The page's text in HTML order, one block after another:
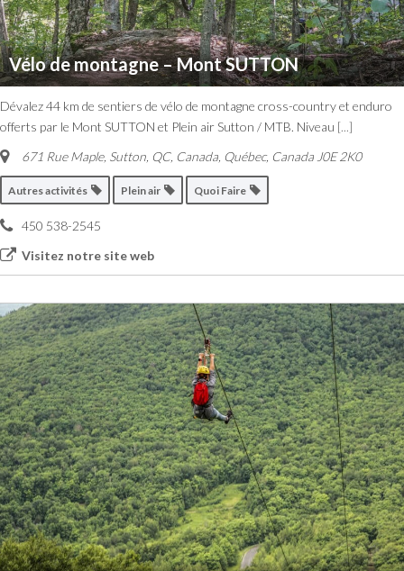
Vélo de montagne – Mont SUTTON
Dévalez 44 km de sentiers de vélo de montagne cross-country et enduro
offerts par le Mont SUTTON et Plein air Sutton / MTB. Niveau [...]
671 Rue Maple, Sutton, QC, Canada Québec, Canada J0E 2K0
Autres activités Plein air Quoi Faire
450 538-2545
Visitez notre site web